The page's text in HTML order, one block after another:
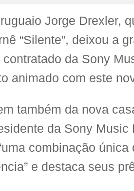
Jorge Drexler,
“Silente”, deixou a
da Sony
animado com este
também da nova
da Sony
combinação
e destaca seus